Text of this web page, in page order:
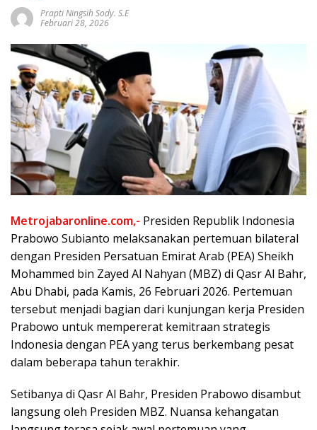
Prapti Ningsih Sody. S.E
Februari 28, 2026
Metrojabaronline.com,- Presiden Republik Indonesia
Prabowo Subianto melaksanakan pertemuan bilateral
dengan Presiden Persatuan Emirat Arab (PEA) Sheikh
Mohammed bin Zayed Al Nahyan (MBZ) di Qasr Al Bahr,
Abu Dhabi, pada Kamis, 26 Februari 2026. Pertemuan
tersebut menjadi bagian dari kunjungan kerja Presiden
Prabowo untuk mempererat kemitraan strategis
Indonesia dengan PEA yang terus berkembang pesat
dalam beberapa tahun terakhir.
Setibanya di Qasr Al Bahr, Presiden Prabowo disambut
langsung oleh Presiden MBZ. Nuansa kehangatan